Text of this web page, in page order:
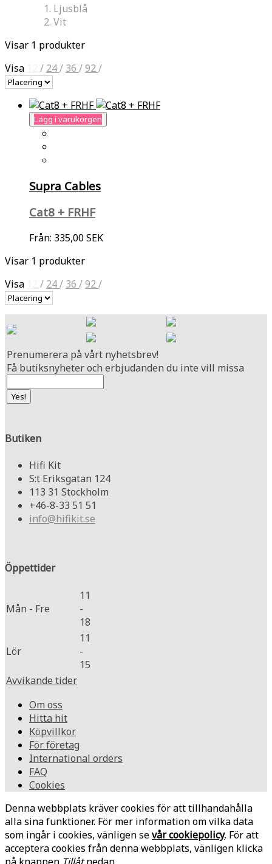
Ljusblå
Vit
Visar 1 produkter
Visa
/ 24/ 36 /92/
Lägg i varukorgen
Supra Cables
Cat8 + FRHF
Från: 335,00 SEK
Visar 1 produkter
Visa
/ 24/ 36 /92/
Prenumerera på vårt nyhetsbrev!
Få butiksnyheter och erbjudanden du inte vill missa
Butiken
Hifi Kit
S:t Eriksgatan 124
113 31 Stockholm
+46-8-33 51 51
info@hifikit.se
Öppettider
Mån - Fre
11
-
18
Lör
11
-
15
Avvikande tider
Om oss
Hitta hit
Köpvillkor
För företag
International orders
FAQ
Cookies
Denna webbplats kräver cookies för att tillhandahålla
alla sina funktioner. För mer information om vilka data
som ingår i cookies, vänligen sevår cookiepolicy. För att
acceptera cookies från denna webbplats, vänligen klicka